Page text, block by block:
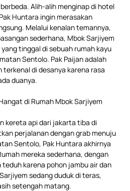
Alih-alih menginap di hotel
Huntara ingin merasakan
Melalui kenalan temannya,
sederhana, Mbok Sarjiyem
tinggal di sebuah rumah kayu
Sentolo. Pak Paijan adalah
terkenal di desanya karena rasa
duanya.
di Rumah Mbok Sarjiyem
kereta api dari jakarta tiba di
perjalanan dengan grab menuju
Sentolo, Pak Huntara akhirnya
mereka sederhana, dengan
teduh karena pohon jambu air dan
sedang duduk di teras,
setengah matang.